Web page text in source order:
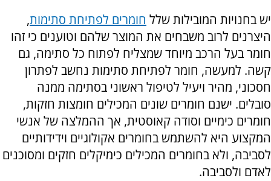
יש בחנויות המובילות שלל חומרים לפתיחת סתימות,
היצרנים לרוב משבחים את המוצר שלהם וטוענים כי זהו
חומר בעל הרכב מיוחד שמצליח לפתוח כל סתימה, גם
קשה. למעשה, חומר לפתיחת סתימות נחשב לפתרון
חסכוני, מהיר ויעיל לטיפול ראשוני בסתימה ממנה
סובלים. ישנם חומרים שונים המכילים חומצות חזקות,
חומרים כימיים וסודה קאוסטית, אך ההמלצה של אנשי
המקצוע היא להשתמש בחומרים אקולוגיים וידידותיים
לסביבה, ולא בחומרים המכילים כימיקלים חזקים ומסוכנים
לאדם ולסביבה.